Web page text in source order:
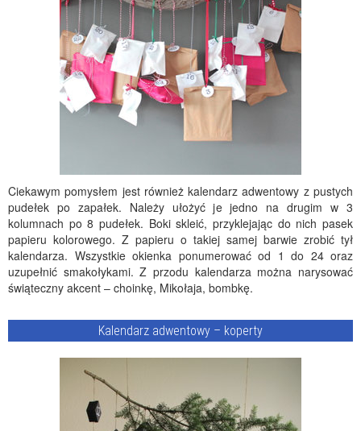
Ciekawym pomysłem jest również kalendarz adwentowy z pustych
pudełek po zapałek. Należy ułożyć je jedno na drugim w 3
kolumnach po 8 pudełek. Boki skleić, przyklejając do nich pasek
papieru kolorowego. Z papieru o takiej samej barwie zrobić tył
kalendarza. Wszystkie okienka ponumerować od 1 do 24 oraz
uzupełnić smakołykami. Z przodu kalendarza można narysować
świąteczny akcent – choinkę, Mikołaja, bombkę.
Kalendarz adwentowy – koperty